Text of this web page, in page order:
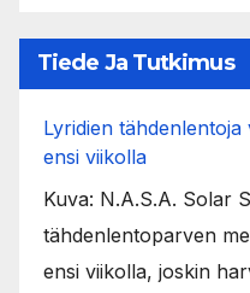
Tiede Ja Tutkimus
Lyridien
ensi viikolla
Kuva: N.A.S.A. Solar
tähdenlentoparven
ensi viikolla, joskin